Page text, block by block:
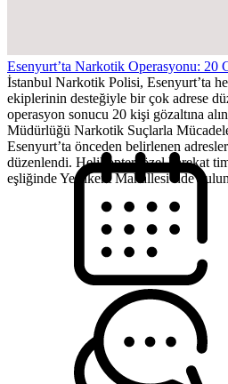
Esenyurt’ta Narkotik Operasyonu: 20
İstanbul Narkotik Polisi, Esenyurt’ta
ekiplerinin desteğiyle bir çok adrese
operasyon sonucu 20 kişi gözaltına
Müdürlüğü Narkotik Suçlarla
Esenyurt’ta önceden belirlenen
düzenlendi. Helikopter, özel harekat
eşliğinde Yeşilkent Mahallesi’nde